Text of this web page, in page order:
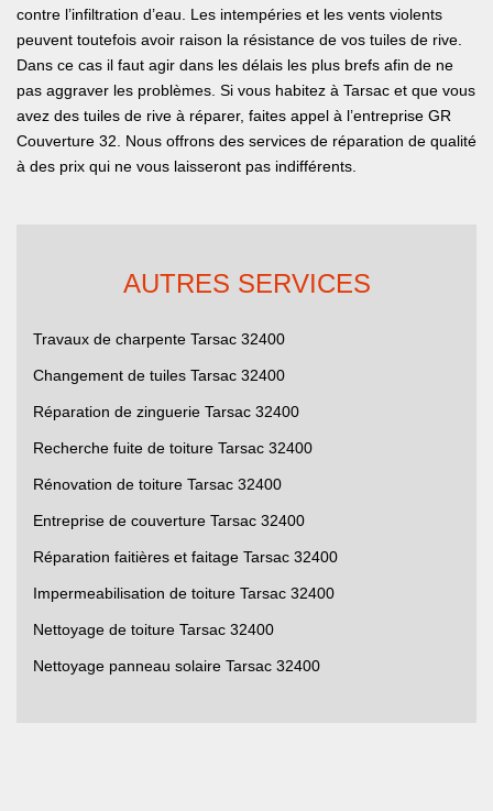
contre l’infiltration d’eau. Les intempéries et les vents violents
peuvent toutefois avoir raison la résistance de vos tuiles de rive.
Dans ce cas il faut agir dans les délais les plus brefs afin de ne
pas aggraver les problèmes. Si vous habitez à Tarsac et que vous
avez des tuiles de rive à réparer, faites appel à l’entreprise GR
Couverture 32. Nous offrons des services de réparation de qualité
à des prix qui ne vous laisseront pas indifférents.
AUTRES SERVICES
Travaux de charpente Tarsac 32400
Changement de tuiles Tarsac 32400
Réparation de zinguerie Tarsac 32400
Recherche fuite de toiture Tarsac 32400
Rénovation de toiture Tarsac 32400
Entreprise de couverture Tarsac 32400
Réparation faitières et faitage Tarsac 32400
Impermeabilisation de toiture Tarsac 32400
Nettoyage de toiture Tarsac 32400
Nettoyage panneau solaire Tarsac 32400